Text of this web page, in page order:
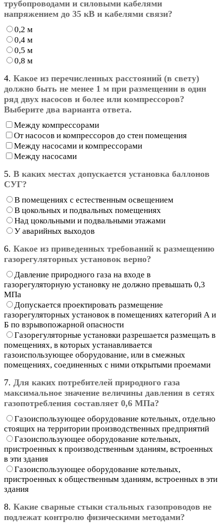
трубопроводами и силовыми кабелями
напряжением до 35 кВ и кабелями связи?
0,2 м
0,4 м
0,5 м
0,8 м
4. Какое из перечисленных расстояний (в свету)
должно быть не менее 1 м при размещении в один
ряд двух насосов и более или компрессоров?
Выберите два варианта ответа.
Между компрессорами
От насосов и компрессоров до стен помещения
Между насосами и компрессорами
Между насосами
5. В каких местах допускается установка баллонов
СУГ?
В помещениях с естественным освещением
В цокольных и подвальных помещениях
Над цокольными и подвальными этажами
У аварийных выходов
6. Какое из приведенных требований к размещению
газорегуляторных установок верно?
Давление природного газа на входе в
газорегуляторную установку не должно превышать 0,3
МПа
Допускается проектировать размещение
газорегуляторных установок в помещениях категорий А и
Б по взрывопожарной опасности
Газорегуляторные установки разрешается размещать в
помещениях, в которых устанавливается
газоиспользующее оборудование, или в смежных
помещениях, соединенных с ними открытыми проемами
7. Для каких потребителей природного газа
максимальное значение величины давления в сетях
газопотребления составляет 0,6 МПа?
Газоиспользующее оборудование котельных, отдельно
стоящих на территории производственных предприятий
Газоиспользующее оборудование котельных,
пристроенных к производственным зданиям, встроенных
в эти здания
Газоиспользующее оборудование котельных,
пристроенных к общественным зданиям, встроенных в эти
здания
8. Какие сварные стыки стальных газопроводов не
подлежат контролю физическими методами?